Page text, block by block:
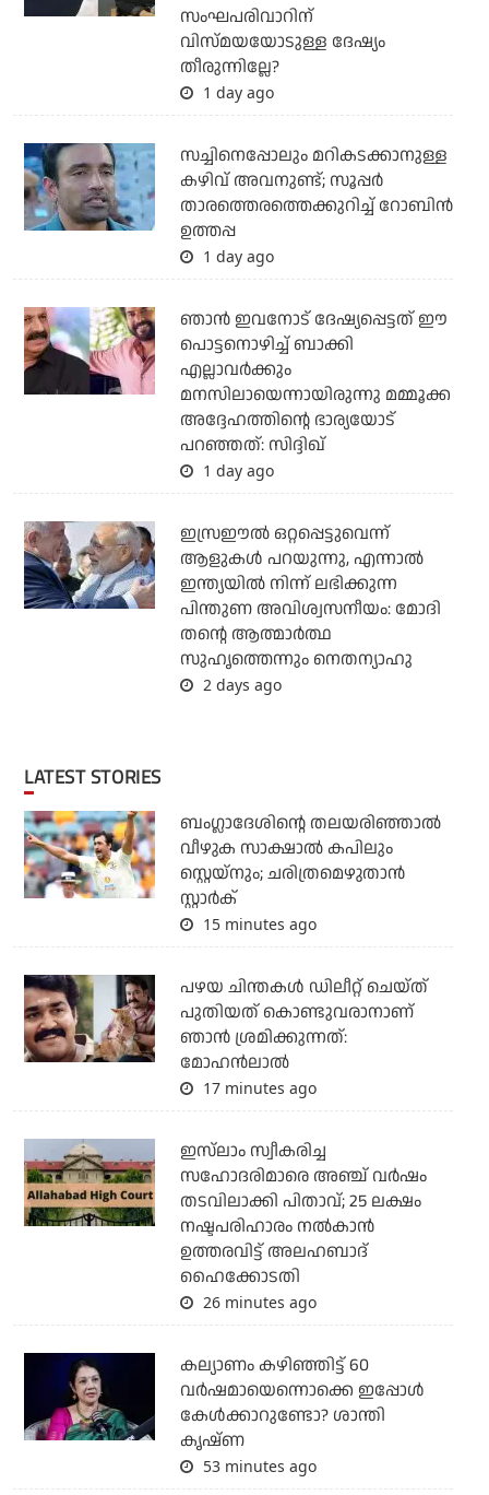
സംഘപരിവാറിന്
വിസ്മയയോടുള്ള ദേഷ്യം
തീരുന്നില്ലേ?
1 day ago
സച്ചിനെപ്പോലും മറികടക്കാനുള്ള
കഴിവ് അവനുണ്ട്; സൂപ്പര്‍
താരത്തെരത്തെക്കുറിച്ച് റോബിന്‍
ഉത്തപ്പ
1 day ago
ഞാന്‍ ഇവനോട് ദേഷ്യപ്പെട്ടത് ഈ
പൊട്ടനൊഴിച്ച് ബാക്കി
എല്ലാവര്‍ക്കും
മനസിലായെന്നായിരുന്നു മമ്മൂക്ക
അദ്ദേഹത്തിന്റെ ഭാര്യയോട്
പറഞ്ഞത്: സിദ്ദിഖ്
1 day ago
ഇസ്രഈല്‍ ഒറ്റപ്പെട്ടുവെന്ന്
ആളുകള്‍ പറയുന്നു, എന്നാല്‍
ഇന്ത്യയില്‍ നിന്ന് ലഭിക്കുന്ന
പിന്തുണ അവിശ്വസനീയം: മോദി
തന്റെ ആത്മാര്‍ത്ഥ
സുഹൃത്തെന്നും നെതന്യാഹു
2 days ago
LATEST STORIES
ബംഗ്ലാദേശിന്റെ തലയരിഞ്ഞാല്‍
വീഴുക സാക്ഷാല്‍ കപിലും
സ്റ്റെയ്‌നും; ചരിത്രമെഴുതാന്‍
സ്റ്റാര്‍ക്
15 minutes ago
പഴയ ചിന്തകള്‍ ഡിലീറ്റ് ചെയ്ത്
പുതിയത് കൊണ്ടുവരാനാണ്
ഞാന്‍ ശ്രമിക്കുന്നത്:
മോഹന്‍ലാല്‍
17 minutes ago
ഇസ്‌ലാം സ്വീകരിച്ച
സഹോദരിമാരെ അഞ്ച് വര്‍ഷം
തടവിലാക്കി പിതാവ്; 25 ലക്ഷം
നഷ്ടപരിഹാരം നല്‍കാന്‍
ഉത്തരവിട്ട് അലഹബാദ്
ഹൈക്കോടതി
26 minutes ago
കല്യാണം കഴിഞ്ഞിട്ട് 60
വർഷമായെന്നൊക്കെ ഇപ്പോൾ
കേൾക്കാറുണ്ടോ? ശാന്തി
കൃഷ്ണ
53 minutes ago